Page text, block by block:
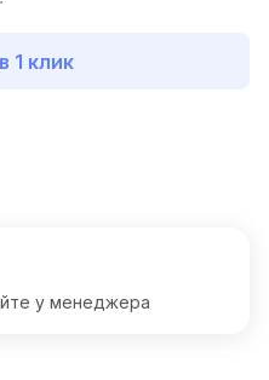
1 клик
у менеджера